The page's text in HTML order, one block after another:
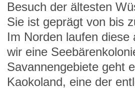
Besuch der ältesten
Sie ist geprägt von bis
Im Norden laufen
wir eine
Savannengebiete geht
Kaokoland, eine der